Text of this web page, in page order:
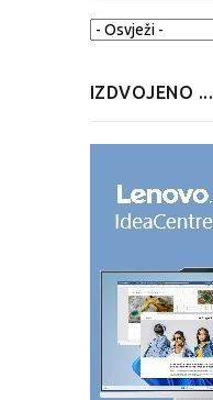
Izaberite ...
IZDVOJENO ...